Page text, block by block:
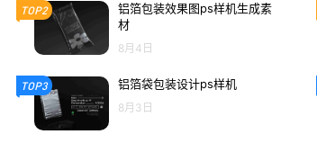
TOP2
铝箔包装效果图ps样机生成素
材
8月4日
TOP3 铝箔袋包装设计ps样机
8月3日